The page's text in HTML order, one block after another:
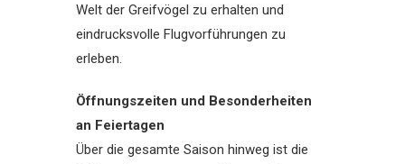
Welt der Greifvögel zu erhalten und
eindrucksvolle Flugvorführungen zu
erleben.
Öffnungszeiten und Besonderheiten
an Feiertagen
Über die gesamte Saison hinweg ist die